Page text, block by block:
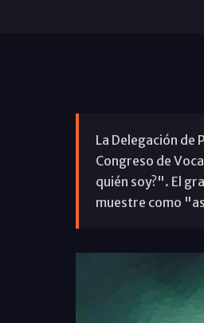
La Delegación de
Congreso de
quién soy?". El
muestre como